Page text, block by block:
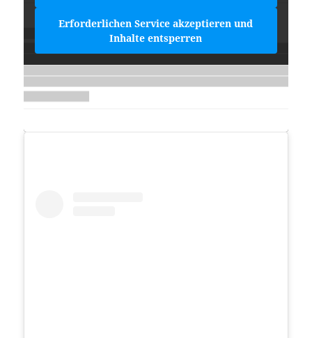
Erforderlichen Service akzeptieren und
Inhalte entsperren